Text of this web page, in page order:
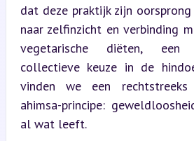
dat deze praktijk zijn
naar zelfinzicht en verbinding
vegetarische diëten,
collectieve keuze in de
vinden we een
ahimsa-principe:
al wat leeft.